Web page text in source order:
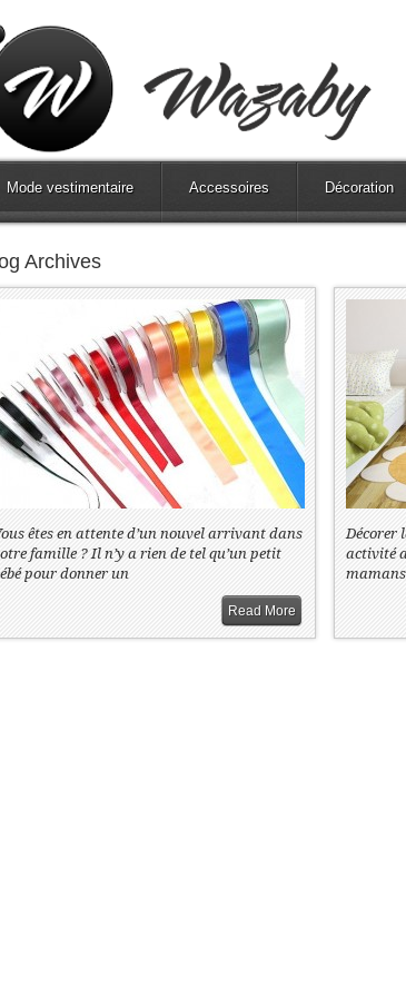
Mode vestimentaire Accessoires Décoration
Archives
êtes en attente d’un nouvel arrivant dans
famille ? Il n’y a rien de tel qu’un petit
pour donner un
Read More
Décorer
activité